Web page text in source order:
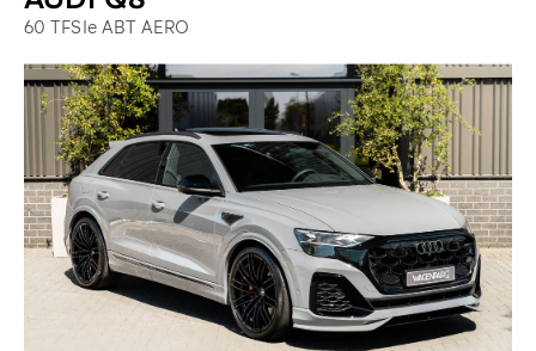
60 TFSIe ABT AERO